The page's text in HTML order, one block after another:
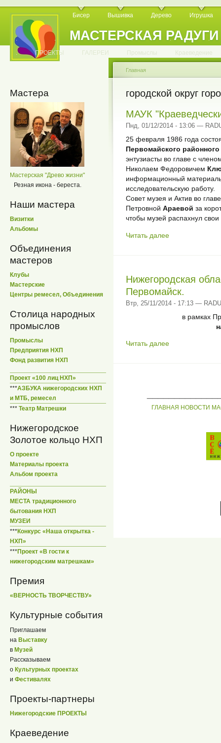
МАСТЕРСКАЯ РАДУГИ
Бисер Вышивка Дерево Игрушка
. . . . . . . . . . .
. ПРОЕКТЫ ГАЛЕРЕИ Промыслы Краеведение
Мастера
Мастерская "Древо жизни"
Резная икона - береста.
Наши мастера
Визитки
Альбомы
Объединения
мастеров
Клубы
Мастерские
Центры ремесел, Объединения
Столица народных
промыслов
Промыслы
Предприятия НХП
Фонд развития НХП
Проект «100 лиц НХП»
***АЗБУКА нижегородских НХП
и МТБ, ремесел
*** Театр Матрешки
Нижегородское
Золотое кольцо НХП
О проекте
Материалы проекта
Альбом проекта
РАЙОНЫ
МЕСТА традиционного
бытования НХП
МУЗЕИ
***Конкурс «Наша открытка -
НХП»
***Проект «В гости к
нижегородским матрешкам»
Премия
«ВЕРНОСТЬ ТВОРЧЕСТВУ»
Культурные события
Приглашаем
на Выставку
в Музей
Рассказываем
о Культурных проектах
и Фестивалях
Проекты-партнеры
Нижегородские ПРОЕКТЫ
Краеведение
Главная
городской округ
МАУК
Пнд, 01/12/2014 - 13:06 —
25 февраля 1986 года
Первомайского
энтузиасты во главе с
Николаем Федоровичем
информационный
исследовательскую работу.
Совет музея и Актив во
Петровной Араевой за
чтобы музей распахнул свои
Читать далее
Нижегородская
Первомайск.
Втр, 25/11/2014 - 17:13 —
в рамках
Читать далее
ГЛАВНАЯ НОВОСТИ